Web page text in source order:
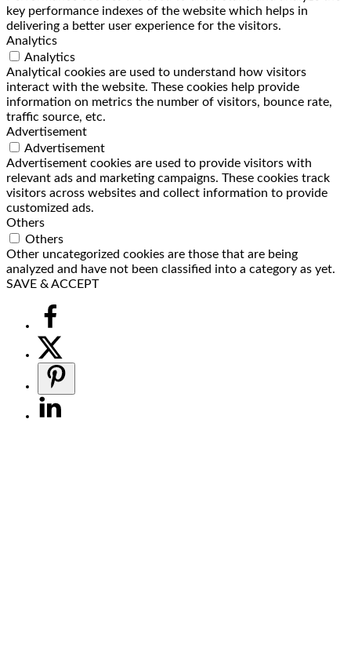
key performance indexes of the website which helps in
delivering a better user experience for the visitors.
Analytics
Analytics
Analytical cookies are used to understand how visitors
interact with the website. These cookies help provide
information on metrics the number of visitors, bounce rate,
traffic source, etc.
Advertisement
Advertisement
Advertisement cookies are used to provide visitors with
relevant ads and marketing campaigns. These cookies track
visitors across websites and collect information to provide
customized ads.
Others
Others
Other uncategorized cookies are those that are being
analyzed and have not been classified into a category as yet.
SAVE & ACCEPT